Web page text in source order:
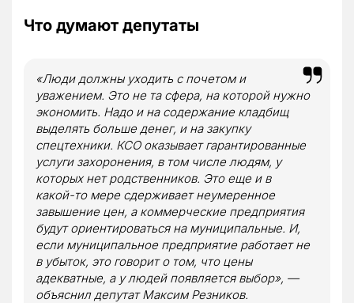
Что думают депутаты
«Люди должны уходить с почетом и
уважением. Это не та сфера, на которой нужно
экономить. Надо и на содержание кладбищ
выделять больше денег, и на закупку
спецтехники. КСО оказывает гарантированные
услуги захоронения, в том числе людям, у
которых нет родственников. Это еще и в
какой-то мере сдерживает неумеренное
завышение цен, а коммерческие предприятия
будут ориентироваться на муниципальные. И,
если муниципальное предприятие работает не
в убыток, это говорит о том, что цены
адекватные, а у людей появляется выбор», —
объяснил депутат Максим Резников.